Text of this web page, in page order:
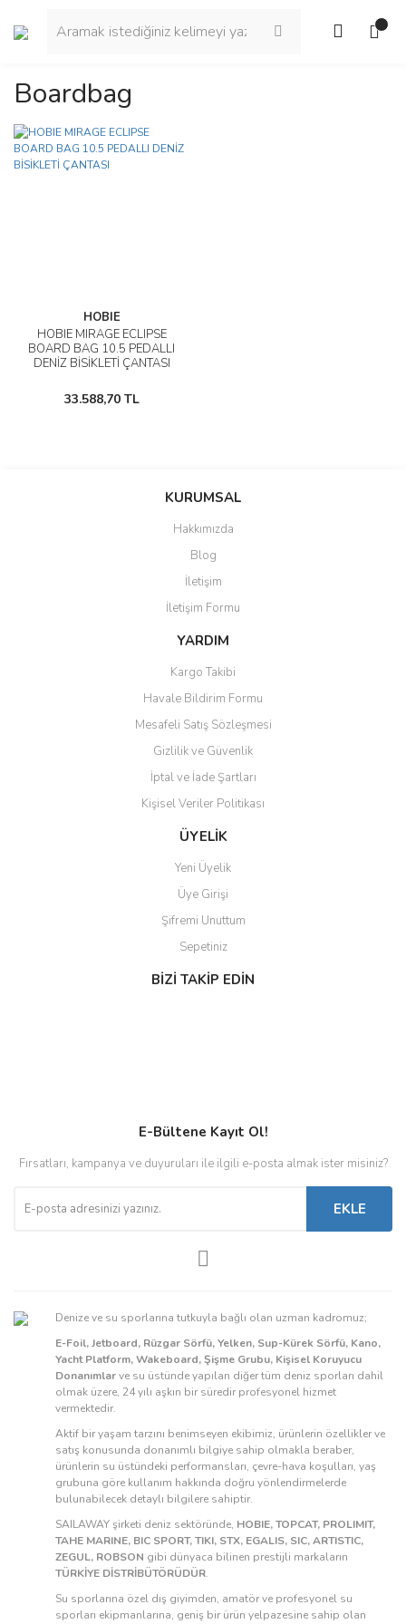
Boardbag
HOBIE
HOBIE MIRAGE ECLIPSE
BOARD BAG 10.5 PEDALLI
DENİZ BİSİKLETİ ÇANTASI
33.588,70 TL
KURUMSAL
Hakkımızda
Blog
İletişim
İletişim Formu
YARDIM
Kargo Takibi
Havale Bildirim Formu
Mesafeli Satış Sözleşmesi
Gizlilik ve Güvenlik
İptal ve İade Şartları
Kişisel Veriler Politikası
ÜYELİK
Yeni Üyelik
Üye Girişi
Şifremi Unuttum
Sepetiniz
BİZİ TAKİP EDİN
E-Bültene Kayıt Ol!
Fırsatları, kampanya ve duyuruları ile ilgili e-posta almak ister misiniz?
EKLE
Denize ve su sporlarına tutkuyla bağlı olan uzman kadromuz;
E-Foil, Jetboard, Rüzgar Sörfü, Yelken, Sup-Kürek Sörfü, Kano,
Yacht Platform, Wakeboard, Şişme Grubu, Kişisel Koruyucu
Donanımlarve su üstünde yapılan diğer tüm deniz sporları dahil
olmak üzere, 24 yılı aşkın bir süredir profesyonel hizmet
vermektedir.
Aktif bir yaşam tarzını benimseyen ekibimiz, ürünlerin özellikler ve
satış konusunda donanımlı bilgiye sahip olmakla beraber,
ürünlerin su üstündeki performansları, çevre-hava koşulları, yaş
grubuna göre kullanım hakkında doğru yönlendirmelerde
bulunabilecek detaylı bilgilere sahiptir.
SAILAWAY şirketi deniz sektöründe, HOBIE, TOPCAT, PROLIMIT,
TAHE MARINE, BIC SPORT, TIKI, STX, EGALIS, SIC, ARTISTIC,
ZEGUL, ROBSON gibi dünyaca bilinen prestijli markaların
TÜRKİYE DİSTRİBÜTÖRÜDÜR.
Su sporlarına özel dış giyimden, amatör ve profesyonel su
sporları ekipmanlarına, geniş bir ürün yelpazesine sahip olan